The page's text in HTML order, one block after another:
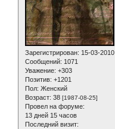
Зарегистрирован: 15-03-2010
Сообщений: 1071
Уважение: +303
Позитив: +1201
Пол: Женский
Возраст: 38 [1987-08-25]
Провел на форуме:
13 дней 15 часов
Последний визит: